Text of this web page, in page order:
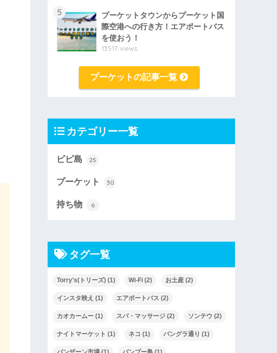
5
プーケットタウンからプーケット国
際空港への行き方！エアポートバス
を使おう！
13517 views
プーケットの記事一覧
カテゴリー一覧
ピピ島 25
プーケット 30
持ち物 6
タグ一覧
Torry's(トリーズ) (1) Wi-Fi (2) お土産 (2)
インスタ映え (1) エアポートバス (2)
カオカームー (1) スパ・マッサージ (2) ソンテウ (2)
ナイトマーケット (1) ネコ (1) バングラ通り (1)